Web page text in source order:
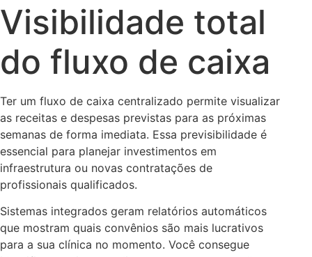
Visibilidade total
do fluxo de caixa
Ter um fluxo de caixa centralizado permite visualizar
as receitas e despesas previstas para as próximas
semanas de forma imediata. Essa previsibilidade é
essencial para planejar investimentos em
infraestrutura ou novas contratações de
profissionais qualificados.
Sistemas integrados geram relatórios automáticos
que mostram quais convênios são mais lucrativos
para a sua clínica no momento. Você consegue